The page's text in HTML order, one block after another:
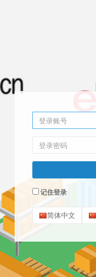
记住登录
简体中文